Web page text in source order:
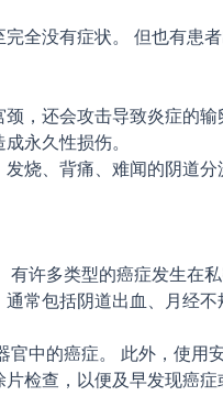
全没有症状。 但也有患
，还会攻击导致炎症的
永久性损伤。
烧、背痛、难闻的阴道
许多类型的癌症发生在
常包括阴道出血、月经
官中的癌症。 此外，使
检查，以便及早发现癌症